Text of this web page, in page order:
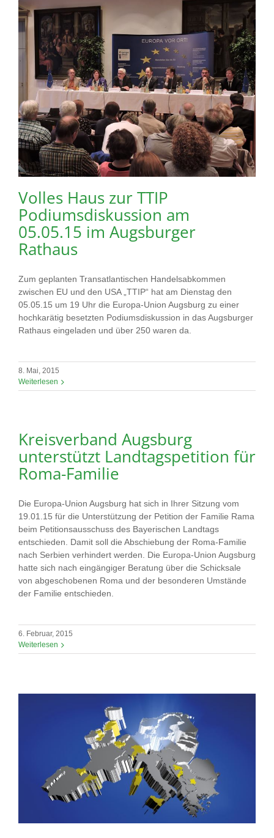
Volles Haus zur TTIP
Podiumsdiskussion am
05.05.15 im Augsburger
Rathaus
Zum geplanten Transatlantischen Handelsabkommen
zwischen EU und den USA „TTIP“ hat am Dienstag den
05.05.15 um 19 Uhr die Europa-Union Augsburg zu einer
hochkarätig besetzten Podiumsdiskussion in das Augsburger
Rathaus eingeladen und über 250 waren da.
8. Mai, 2015
Weiterlesen
Kreisverband Augsburg
unterstützt Landtagspetition für
Roma-Familie
Die Europa-Union Augsburg hat sich in Ihrer Sitzung vom
19.01.15 für die Unterstützung der Petition der Familie Rama
beim Petitionsausschuss des Bayerischen Landtags
entschieden. Damit soll die Abschiebung der Roma-Familie
nach Serbien verhindert werden. Die Europa-Union Augsburg
hatte sich nach eingängiger Beratung über die Schicksale
von abgeschobenen Roma und der besonderen Umstände
der Familie entschieden.
6. Februar, 2015
Weiterlesen